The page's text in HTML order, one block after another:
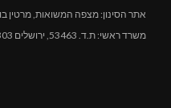
אתר הסינון: מצפה המשואות, מרטין
משרד ראשי: ת.ד. 53463, ירושלים 9153303